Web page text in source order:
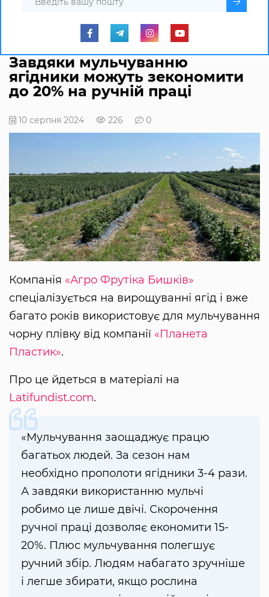
Завдяки мульчуванню
ягідники можуть зекономити
до 20% на ручній праці
10 серпня 2024 226 0
Компанія «Агро Фрутіка Бишків»
спеціалізується на вирощуванні ягід і вже
багато років використовує для мульчування
чорну плівку від компанії «Планета
Пластик».
Про це йдеться в матеріалі на
Latifundist.com.
«Мульчування заощаджує працю
багатьох людей. За сезон нам
необхідно прополоти ягідники 3-4 рази.
А завдяки використанню мульчі
робимо це лише двічі. Скорочення
ручної праці дозволяє економити 15-
20%. Плюс мульчування полегшує
ручний збір. Людям набагато зручніше
і легше збирати, якщо рослина